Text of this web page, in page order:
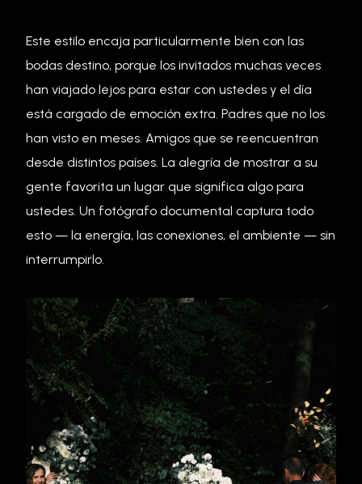
Este estilo encaja particularmente bien con las
bodas destino, porque los invitados muchas veces
han viajado lejos para estar con ustedes y el día
está cargado de emoción extra. Padres que no los
han visto en meses. Amigos que se reencuentran
desde distintos países. La alegría de mostrar a su
gente favorita un lugar que significa algo para
ustedes. Un fotógrafo documental captura todo
esto — la energía, las conexiones, el ambiente — sin
interrumpirlo.